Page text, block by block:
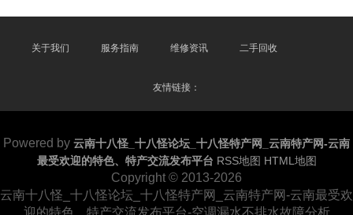
关于我们 服务指南 维修资讯 二手回收
友情链接：
Powered by 云南十八怪_十八怪论坛_十八怪特产网_云南特产网-云南
最受欢迎的特色、特产交流发布平台 RSS地图 HTML地图
Copyright © 2013-2026
云南十八怪_十八怪论坛_十八怪特产网_云南特产网-云南最受欢
迎的特色、特产交流发布平台-空调漏水不排水故障分析